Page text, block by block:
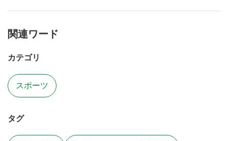
関連ワード
カテゴリ
スポーツ
タグ